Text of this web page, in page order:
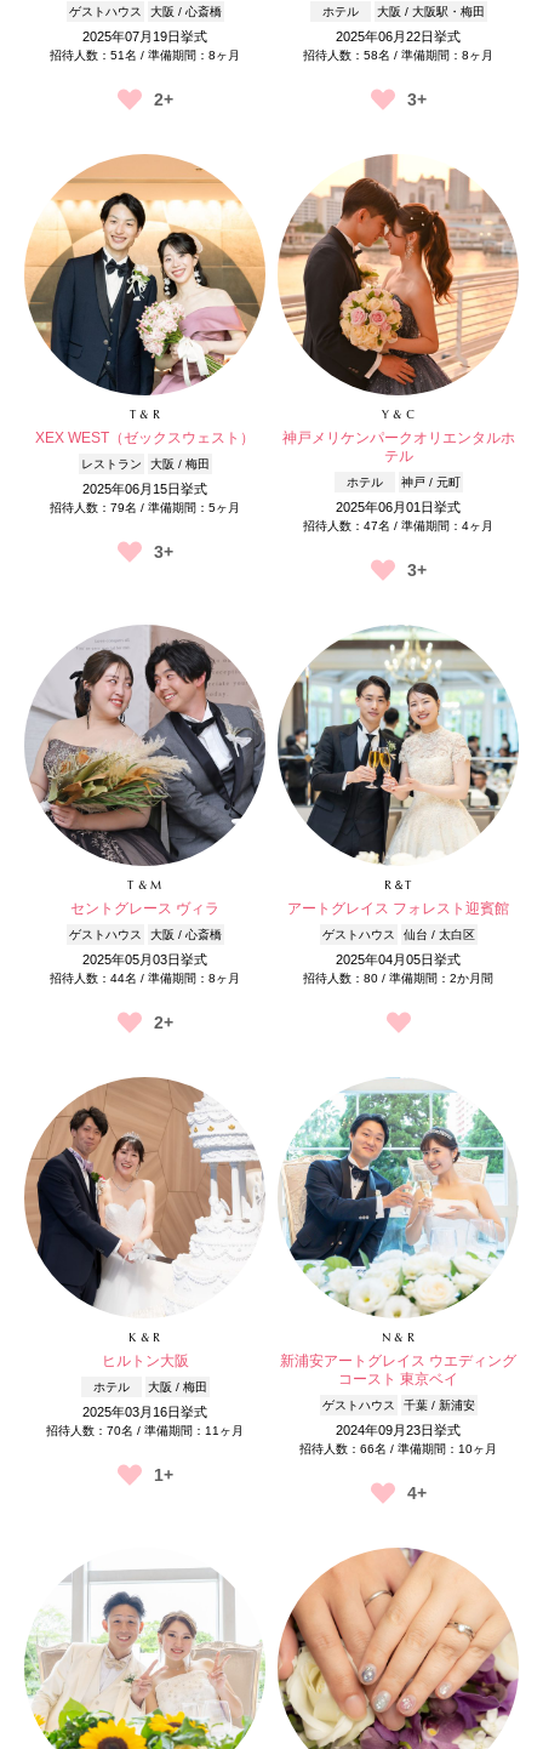
ゲストハウス 大阪 / 心斎橋
2025年07月19日挙式
招待人数：51名 / 準備期間：8ヶ月
2+
ホテル 大阪 / 大阪駅・梅田
2025年06月22日挙式
招待人数：58名 / 準備期間：8ヶ月
3+
T & R
XEX WEST（ゼックスウェスト）
レストラン 大阪 / 梅田
2025年06月15日挙式
招待人数：79名 / 準備期間：5ヶ月
3+
Y & C
神戸メリケンパークオリエンタルホ
テル
ホテル 神戸 / 元町
2025年06月01日挙式
招待人数：47名 / 準備期間：4ヶ月
3+
T & M
セントグレース ヴィラ
ゲストハウス 大阪 / 心斎橋
2025年05月03日挙式
招待人数：44名 / 準備期間：8ヶ月
2+
R＆T
アートグレイス フォレスト迎賓館
ゲストハウス 仙台 / 太白区
2025年04月05日挙式
招待人数：80 / 準備期間：2か月間
K & R
ヒルトン大阪
ホテル 大阪 / 梅田
2025年03月16日挙式
招待人数：70名 / 準備期間：11ヶ月
1+
N & R
新浦安アートグレイス ウエディング
コースト 東京ベイ
ゲストハウス 千葉 / 新浦安
2024年09月23日挙式
招待人数：66名 / 準備期間：10ヶ月
4+